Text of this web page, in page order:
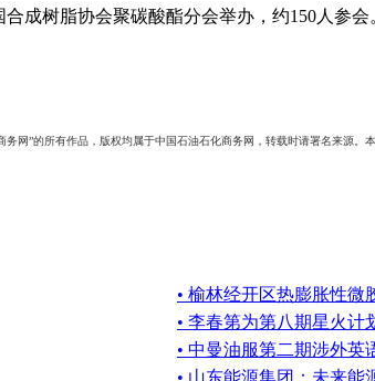
树脂协会聚碳酸酯分会举办，约150人参会
网”的所有作品，版权均属于中国石油石化商务网，转载时请署名来源
• 榆林经开区热膨胀性微
• 李春第为第八期星火计
• 中曼油服第二期涉外英
• 山东能源集团：未来能